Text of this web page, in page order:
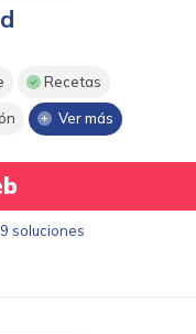
Recetas
Ver más
soluciones